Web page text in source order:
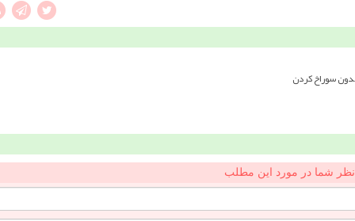
سوراخ کردن
نظر شما در مورد این مطلب